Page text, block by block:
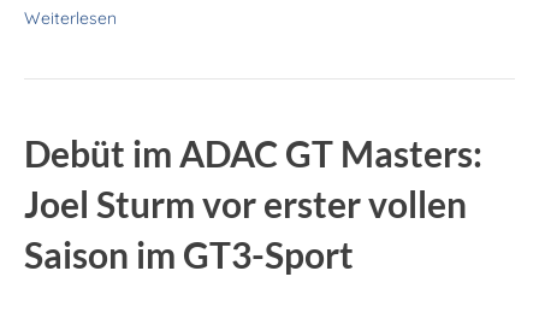
Weiterlesen
Debüt im ADAC GT Masters:
Joel Sturm vor erster vollen
Saison im GT3-Sport